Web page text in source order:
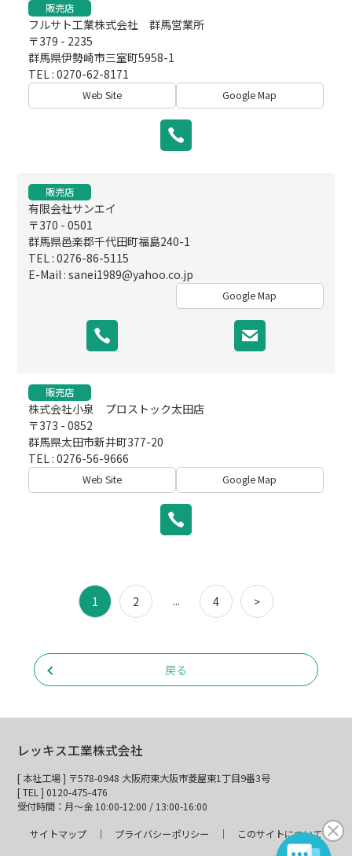
販売店
フルサト工業株式会社 群馬営業所
〒379 - 2235
群馬県伊勢崎市三室町5958-1
TEL : 0270-62-8171
Web Site Google Map
販売店
有限会社サンエイ
〒370 - 0501
群馬県邑楽郡千代田町福島240-1
TEL : 0276-86-5115
E-Mail :sanei1989@yahoo.co.jp
Google Map
販売店
株式会社小泉 プロストック太田店
〒373 - 0852
群馬県太田市新井町377-20
TEL : 0276-56-9666
Web Site Google Map
1 2 ... 4 >
戻る
レッキス工業株式会社
[ 本社工場 ] 〒578-0948 大阪府東大阪市菱屋東1丁目9番3号
[ TEL ] 0120-475-476
受付時間：月～金 10:00-12:00 / 13:00-16:00
サイトマップ
プライバシーポリシー このサイトについて